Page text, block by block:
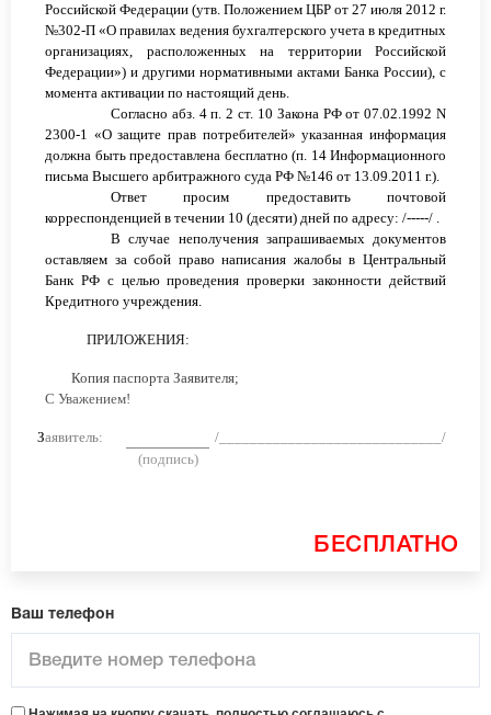
Российской Федерации (утв. Положением ЦБР от 27 июля 2012 г.
№302-П «О правилах ведения бухгалтерского учета в кредитных
организациях, расположенных на территории Российской
Федерации») и другими нормативными актами Банка России), с
момента активации по настоящий день.
Согласно абз. 4 п. 2 ст. 10 Закона РФ от 07.02.1992 N
2300-1 «О защите прав потребителей» указанная информация
должна быть предоставлена бесплатно (п. 14 Информационного
письма Высшего арбитражного суда РФ №146 от 13.09.2011 г.).
Ответ просим предоставить почтовой
корреспонденцией в течении 10 (десяти) дней по адресу: /-----/ .
В случае неполучения запрашиваемых документов
оставляем за собой право написания жалобы в Центральный
Банк РФ с целью проведения проверки законности действий
Кредитного учреждения.
ПРИЛОЖЕНИЯ:
Копия паспорта Заявителя;
С Уважением!
Заявитель:
/_____________________________/
(подпись)
БЕСПЛАТНО
Ваш телефон